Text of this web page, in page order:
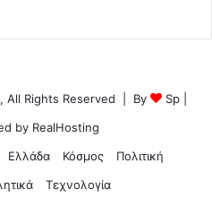
All Rights Reserved | By Sp
by RealHosting
Ελλάδα Κόσμος
Πολιτική
Τεχνολογία